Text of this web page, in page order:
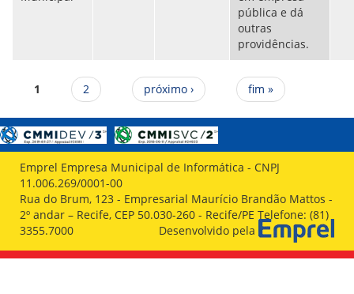
pública e dá
outras
providências.
Páginas
1 2 próximo › fim »
Emprel Empresa Municipal de Informática - CNPJ
11.006.269/0001-00
Rua do Brum, 123 - Empresarial Maurício Brandão Mattos -
2º andar – Recife, CEP 50.030-260 - Recife/PE Telefone: (81)
3355.7000
Desenvolvido pela